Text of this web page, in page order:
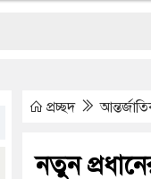
প্রচ্ছদ
নতুন